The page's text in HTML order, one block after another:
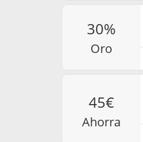
30%
oro
45€
ahorra